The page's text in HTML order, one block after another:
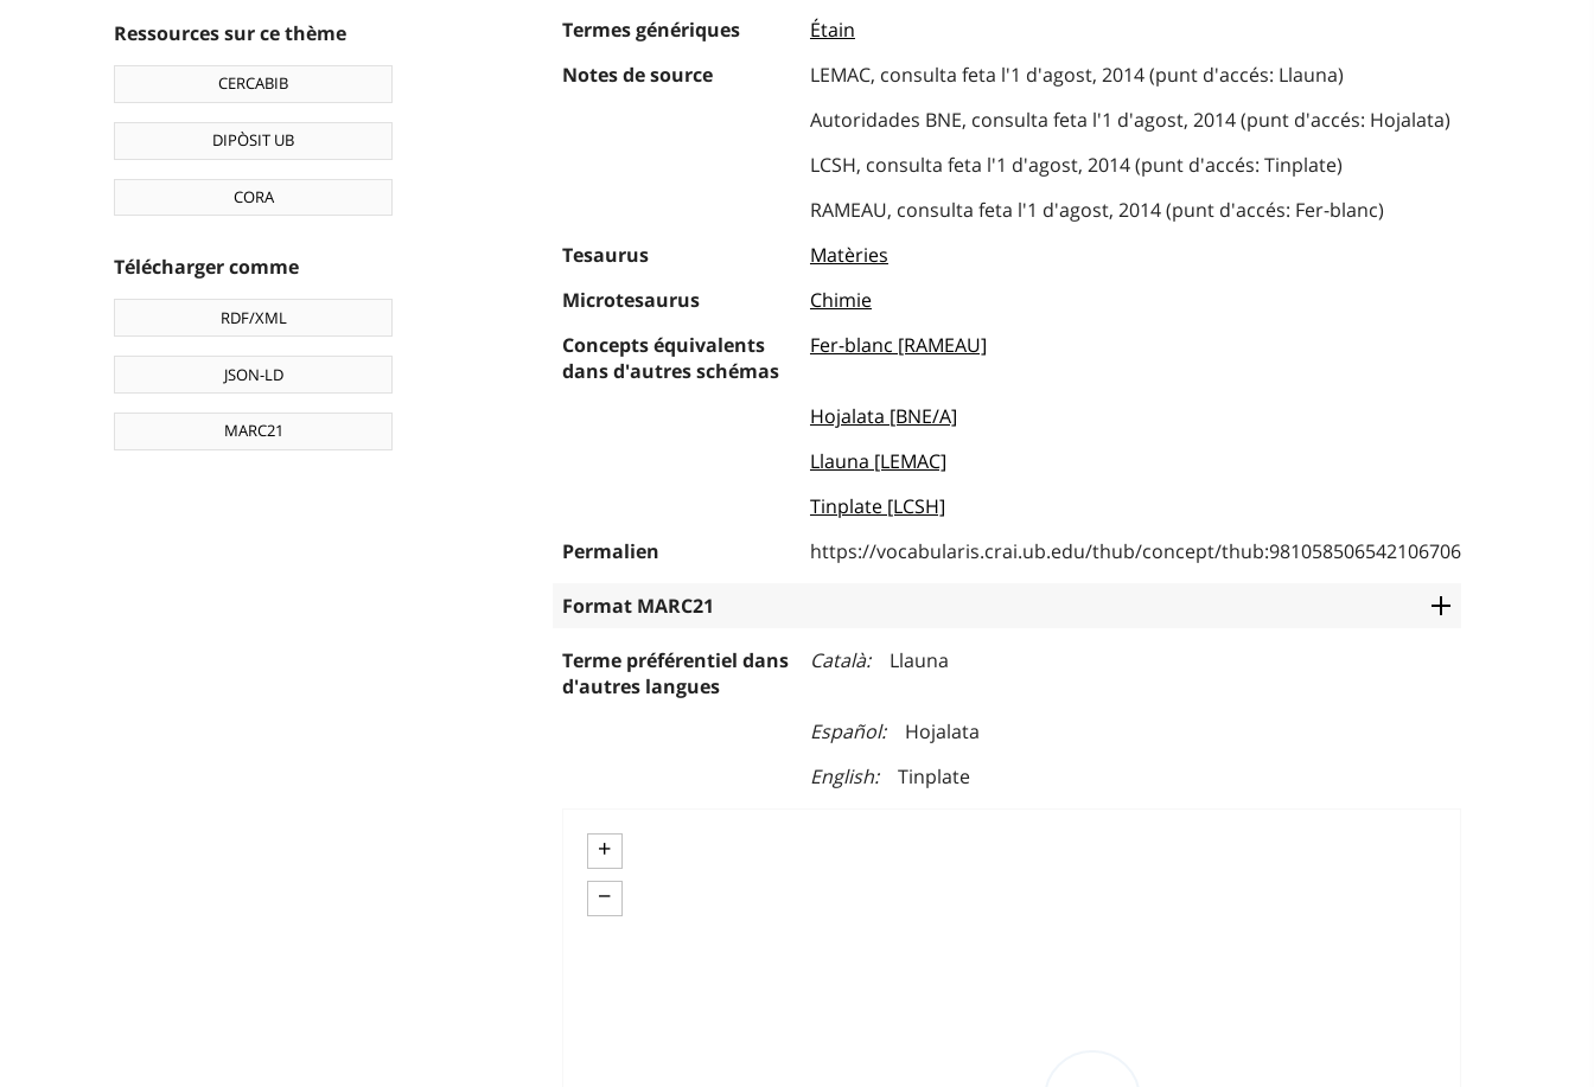
Ressources sur ce thème
CERCABIB
DIPÒSIT UB
CORA
Télécharger comme
RDF/XML
JSON-LD
MARC21
Termes génériques
Étain
Notes de source
LEMAC, consulta feta l'1 d'agost, 2014 (punt d'accés: Llauna)
Autoridades BNE, consulta feta l'1 d'agost, 2014 (punt d'accés: Hojalata)
LCSH, consulta feta l'1 d'agost, 2014 (punt d'accés: Tinplate)
RAMEAU, consulta feta l'1 d'agost, 2014 (punt d'accés: Fer-blanc)
Tesaurus
Matèries
Microtesaurus
Chimie
Concepts équivalents
dans d'autres schémas
Fer-blanc [RAMEAU]
Hojalata [BNE/A]
Llauna [LEMAC]
Tinplate [LCSH]
Permalien
https://vocabularis.crai.ub.edu/thub/concept/thub:981058506542106706
Format MARC21
Terme préférentiel dans
d'autres langues
Català Llauna
Español
Hojalata
English
Tinplate
+
−